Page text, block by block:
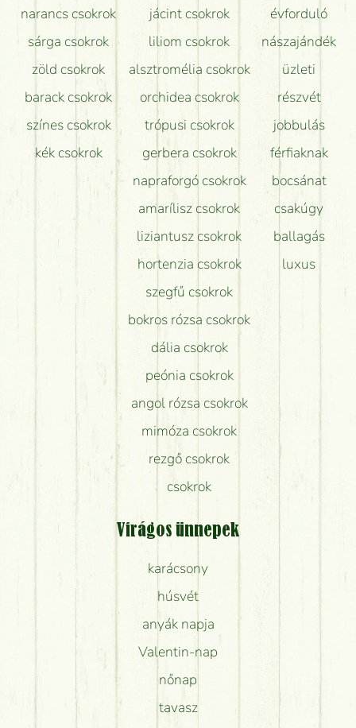
narancs csokrok
sárga csokrok
zöld csokrok
barack csokrok
színes csokrok
kék csokrok
jácint csokrok
liliom csokrok
alsztromélia csokrok
orchidea csokrok
trópusi csokrok
gerbera csokrok
napraforgó csokrok
amarílisz csokrok
liziantusz csokrok
hortenzia csokrok
szegfű csokrok
bokros rózsa csokrok
dália csokrok
peónia csokrok
angol rózsa csokrok
mimóza csokrok
rezgő csokrok
csokrok
évforduló
nászajándék
üzleti
részvét
jobbulás
férfiaknak
bocsánat
csakúgy
ballagás
luxus
Virágos ünnepek
karácsony
húsvét
anyák napja
Valentin-nap
nőnap
tavasz